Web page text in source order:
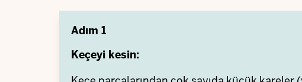
Adım 1
Keçeyi kesin: